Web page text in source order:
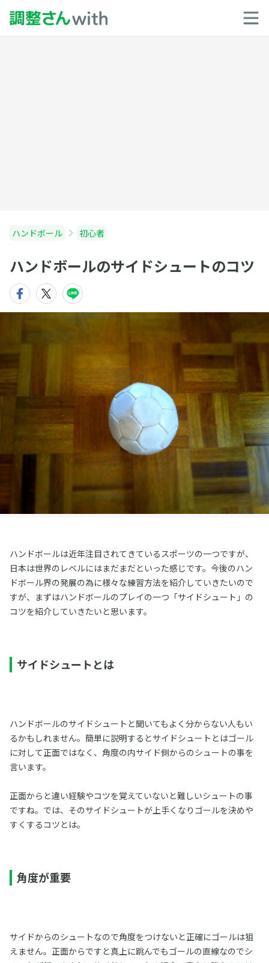
ハンドボール 初心者
ハンドボールのサイドシュートのコツ
ハンドボールは近年注目されてきているスポーツの一つですが、
日本は世界のレベルにはまだまだといった感じです。今後のハン
ドボール界の発展の為に様々な練習方法を紹介していきたいので
すが、まずはハンドボールのプレイの一つ「サイドシュート」の
コツを紹介していきたいと思います。
サイドシュートとは
ハンドボールのサイドシュートと聞いてもよく分からない人もい
るかもしれません。簡単に説明するとサイドシュートとはゴール
に対して正面ではなく、角度の内サイド側からのシュートの事を
言います。
正面からと違い経験やコツを覚えていないと難しいシュートの事
ですね。では、そのサイドシュートが上手くなりゴールを決めや
すくするコツとは。
角度が重要
サイドからのシュートなので角度をつけないと正確にゴールは狙
えません。正面からですと真上に跳んでもゴールの直線なのでシ